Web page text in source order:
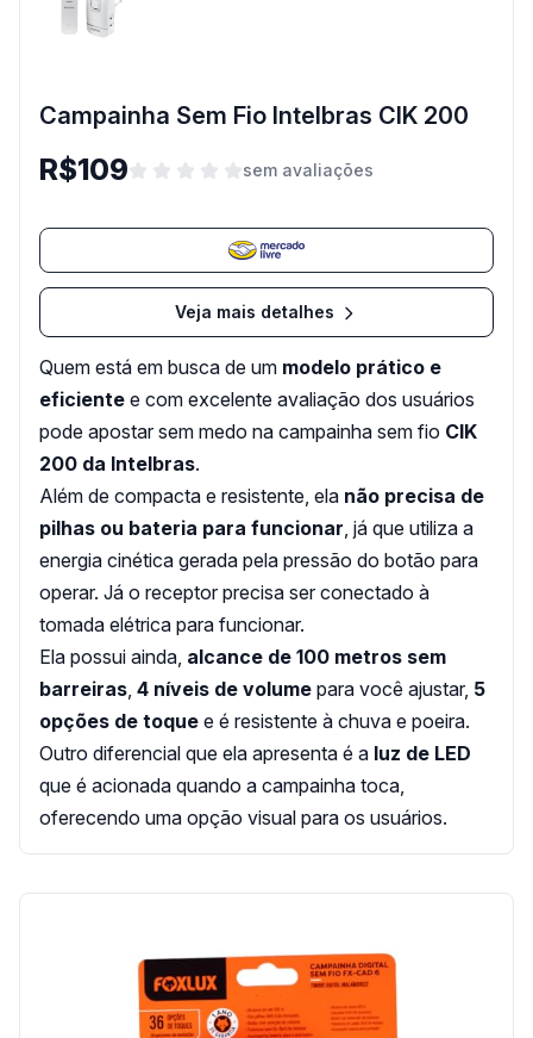
Campainha Sem Fio Intelbras CIK 200
R$109 sem avaliações
Veja mais detalhes
Quem está em busca de um modelo prático e
eficiente e com excelente avaliação dos usuários
pode apostar sem medo na campainha sem fio CIK
200 da Intelbras.
Além de compacta e resistente, ela não precisa de
pilhas ou bateria para funcionar , já que utiliza a
energia cinética gerada pela pressão do botão para
operar. Já o receptor precisa ser conectado à
tomada elétrica para funcionar.
Ela possui ainda, alcance de 100 metros sem
barreiras 4 níveis de volume para você ajustar, 5
opções de toque e é resistente à chuva e poeira.
Outro diferencial que ela apresenta é a luz de LED
que é acionada quando a campainha toca,
oferecendo uma opção visual para os usuários.